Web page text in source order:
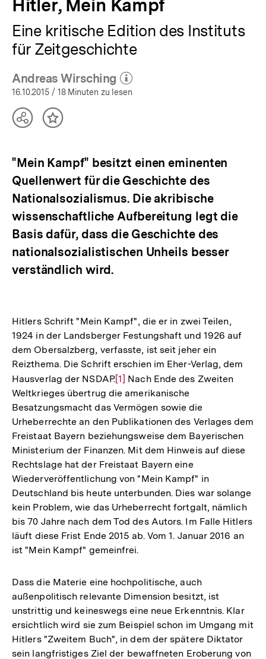
Hitler, Mein Kampf
Eine kritische Edition des Instituts
für Zeitgeschichte
Andreas Wirsching
(Mehr zum Autor)
öffnen
16.10.2015 / 18 Minuten zu lesen
TeilenInhalt
"Mein Kampf" besitzt einen eminenten
Quellenwert für die Geschichte des
Nationalsozialismus. Die akribische
wissenschaftliche Aufbereitung legt die
Basis dafür, dass die Geschichte des
nationalsozialistischen Unheils besser
verständlich wird.
Hitlers Schrift "Mein Kampf", die er in zwei Teilen,
1924 in der Landsberger Festungshaft und 1926 auf
dem Obersalzberg, verfasste, ist seit jeher ein
Reizthema. Die Schrift erschien im Eher-Verlag, dem
Hausverlag der NSDAP.Zur
Auflösung
der
Fußnote
[1] Nach Ende des Zweiten
Weltkrieges übertrug die amerikanische
Besatzungsmacht das Vermögen sowie die
Urheberrechte an den Publikationen des Verlages dem
Freistaat Bayern beziehungsweise dem Bayerischen
Ministerium der Finanzen. Mit dem Hinweis auf diese
Rechtslage hat der Freistaat Bayern eine
Wiederveröffentlichung von "Mein Kampf" in
Deutschland bis heute unterbunden. Dies war solange
kein Problem, wie das Urheberrecht fortgalt, nämlich
bis 70 Jahre nach dem Tod des Autors. Im Falle Hitlers
läuft diese Frist Ende 2015 ab. Vom 1. Januar 2016 an
ist "Mein Kampf" gemeinfrei.
Dass die Materie eine hochpolitische, auch
außenpolitisch relevante Dimension besitzt, ist
unstrittig und keineswegs eine neue Erkenntnis. Klar
ersichtlich wird sie zum Beispiel schon im Umgang mit
Hitlers "Zweitem Buch", in dem der spätere Diktator
sein langfristiges Ziel der bewaffneten Eroberung von